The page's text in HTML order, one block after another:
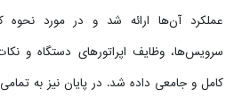
سرویس‌ها، وظایف اپراتورهای دستگاه و
کامل و جامعی داده شد. در پایان نیز به